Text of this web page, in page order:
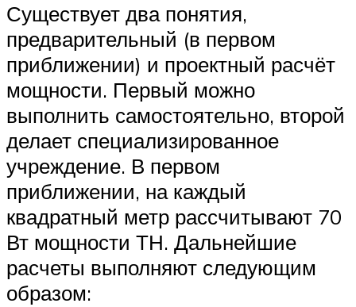
Существует два понятия,
предварительный (в первом
приближении) и проектный расчёт
мощности. Первый можно
выполнить самостоятельно, второй
делает специализированное
учреждение. В первом
приближении, на каждый
квадратный метр рассчитывают 70
Вт мощности ТН. Дальнейшие
расчеты выполняют следующим
образом: